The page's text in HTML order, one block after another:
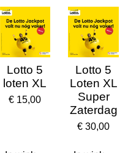
e
e
u
s
Lotto 5
loten XL
€ 15,00
Lotto 5
Loten XL
Super
Zaterdag
€ 30,00